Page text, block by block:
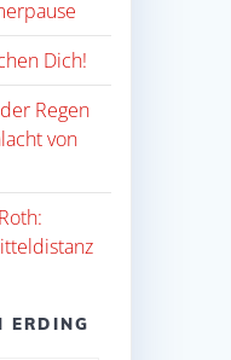
Dich!
Regen
von
ERDING